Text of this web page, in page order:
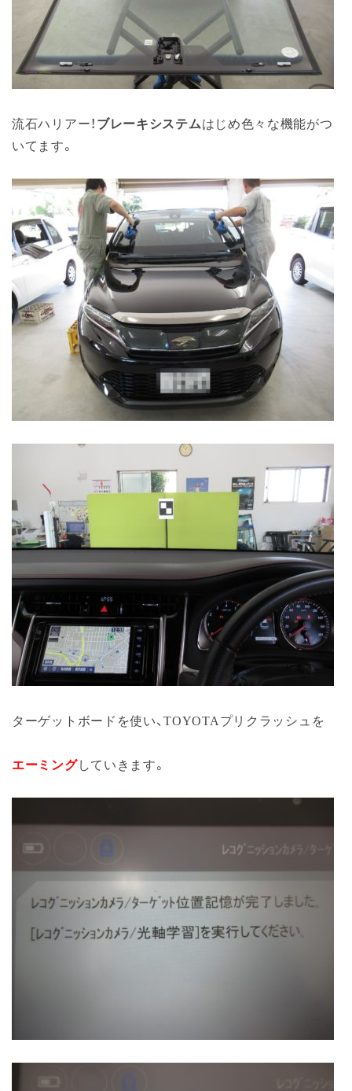
流石ハリアー！ブレーキシステムはじめ色々な機能がつ
いてます。
ターゲットボードを使い、TOYOTAプリクラッシュを
エーミングしていきます。